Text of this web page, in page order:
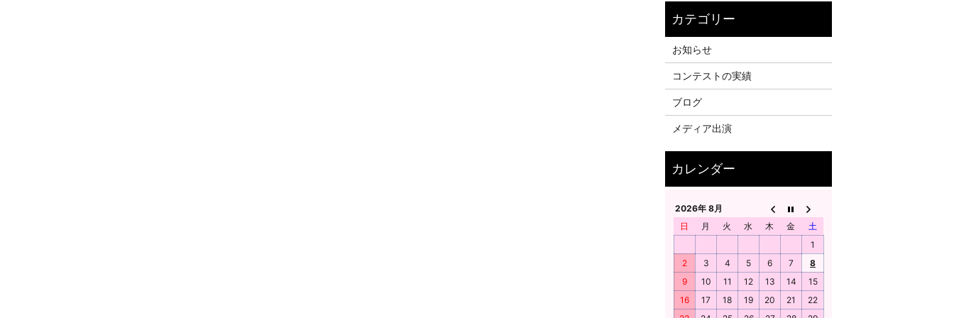
お知らせ
コンテストの実績
ブログ
メディア出演
2026年 8月
日
月 火 水 木 金
土
1
2
3 4 5 6 7
8
9
10 11 12 13 14
15
16
17 18 19 20 21
22